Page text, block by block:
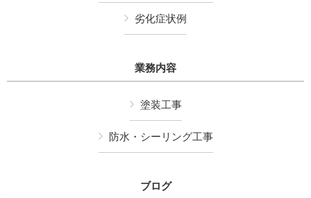
劣化症状例
業務内容
塗装工事
防水・シーリング工事
ブログ